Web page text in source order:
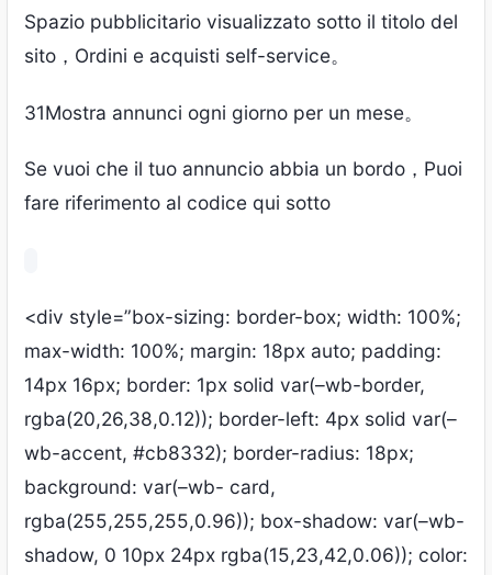
Spazio pubblicitario visualizzato sotto il titolo del
sito，Ordini e acquisti self-service。
31Mostra annunci ogni giorno per un mese。
Se vuoi che il tuo annuncio abbia un bordo，Puoi
fare riferimento al codice qui sotto
<div style=”box-sizing: border-box; width: 100%;
max-width: 100%; margin: 18px auto; padding:
14px 16px; border: 1px solid var(–wb-border,
rgba(20,26,38,0.12)); border-left: 4px solid var(–
wb-accent, #cb8332); border-radius: 18px;
background: var(–wb- card,
rgba(255,255,255,0.96)); box-shadow: var(–wb-
shadow, 0 10px 24px rgba(15,23,42,0.06)); color: